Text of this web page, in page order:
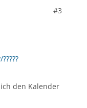
#3
den Kalender